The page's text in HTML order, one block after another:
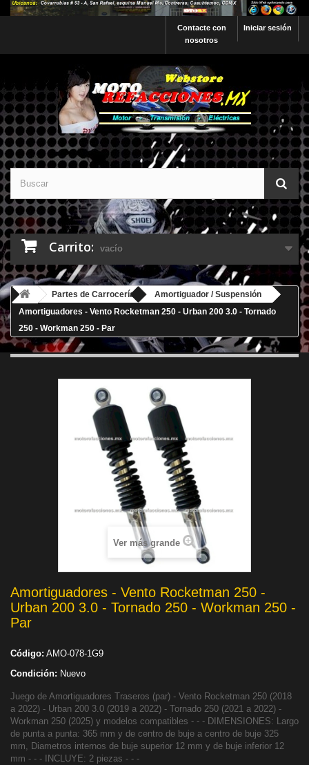
Iniciar sesión
Contacte con
nosotros
Carrito: vacío
Partes de Carrocería
Amortiguador / Suspensión
Amortiguadores - Vento Rocketman 250 - Urban 200 3.0 - Tornado
250 - Workman 250 - Par
Ver más grande
Amortiguadores - Vento Rocketman 250 -
Urban 200 3.0 - Tornado 250 - Workman 250 -
Par
Código: AMO-078-1G9
Condición: Nuevo
Juego de Amortiguadores Traseros (par) - Vento Rocketman 250 (2018
a 2022) - Urban 200 3.0 (2019 a 2022) - Tornado 250 (2021 a 2022) -
Workman 250 (2025) y modelos compatibles - - - DIMENSIONES: Largo
de punta a punta: 365 mm y de centro de buje a centro de buje 325
mm, Diametros internos de buje superior 12 mm y de buje inferior 12
mm - - - INCLUYE: 2 piezas - - -